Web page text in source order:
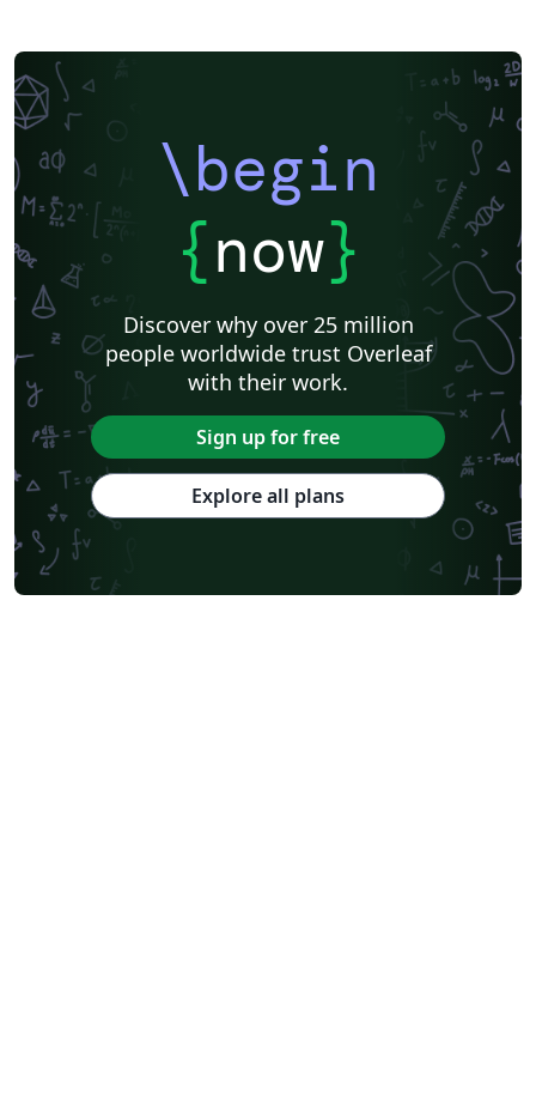
\begin
{now}
Discover why over 25 million
people worldwide trust Overleaf
with their work.
Sign up for free
Explore all plans